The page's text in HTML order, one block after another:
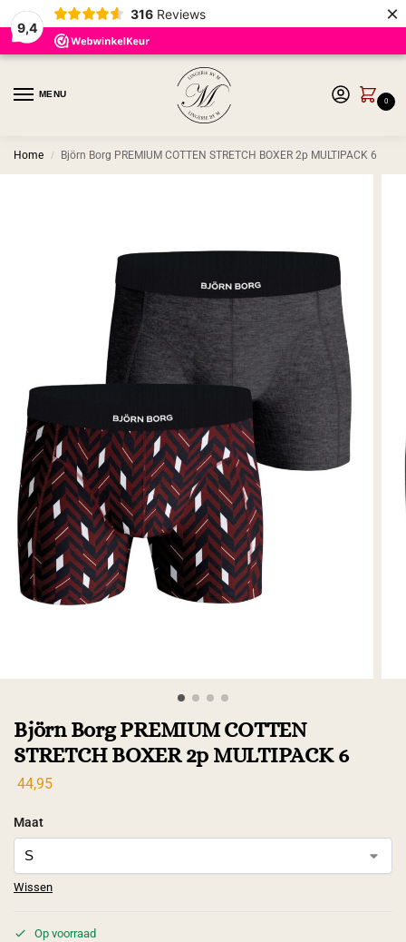
9,4
316 Reviews ×
MENU
0
Home / Björn Borg PREMIUM COTTEN STRETCH BOXER 2p MULTIPACK 6
Björn Borg PREMIUM COTTEN
STRETCH BOXER 2p MULTIPACK 6
44,95
Maat
Wissen
Op voorraad